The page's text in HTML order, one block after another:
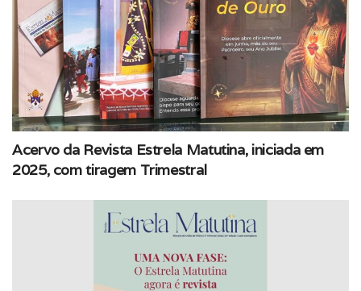
Acervo da Revista Estrela Matutina, iniciada em
2025, com tiragem Trimestral